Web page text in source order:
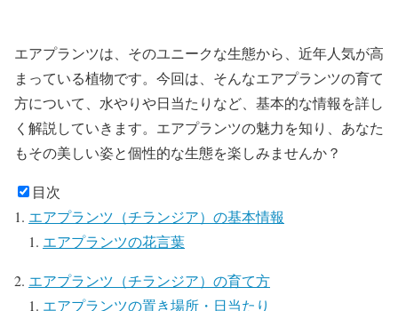
エアプランツは、そのユニークな生態から、近年人気が高
まっている植物です。今回は、そんなエアプランツの育て
方について、水やりや日当たりなど、基本的な情報を詳し
く解説していきます。エアプランツの魅力を知り、あなた
もその美しい姿と個性的な生態を楽しみませんか？
目次
エアプランツ（チランジア）の基本情報
エアプランツの花言葉
エアプランツ（チランジア）の育て方
エアプランツの置き場所・日当たり